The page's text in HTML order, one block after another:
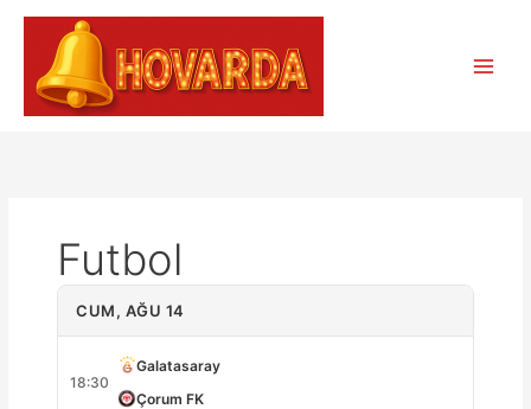
Futbol
CUM, AĞU 14
18:30
Galatasaray
Çorum FK